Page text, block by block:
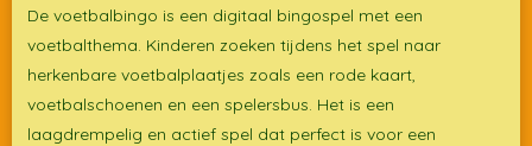
De voetbalbingo is een digitaal bingospel met een
voetbalthema. Kinderen zoeken tijdens het spel naar
herkenbare voetbalplaatjes zoals een rode kaart,
voetbalschoenen en een spelersbus. Het is een
laagdrempelig en actief spel dat perfect is voor een